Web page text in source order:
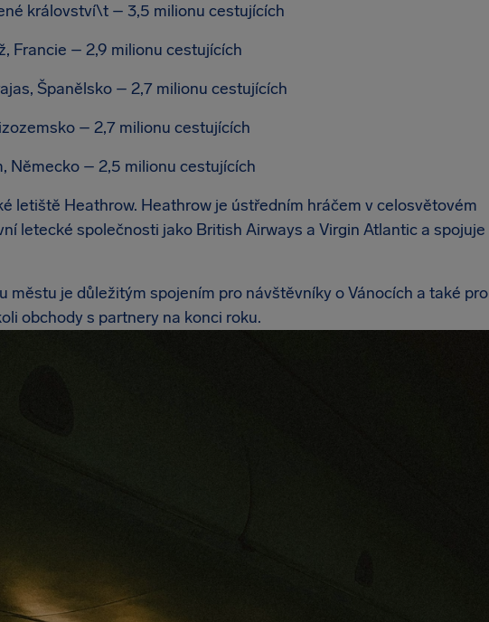
království\t – 3,5 milionu cestujících
Francie – 2,9 milionu cestujících
Španělsko – 2,7 milionu cestujících
– 2,7 milionu cestujících
Německo – 2,5 milionu cestujících
letiště Heathrow. Heathrow je ústředním hráčem v celosvětovém
letecké společnosti jako British Airways a Virgin Atlantic a spojuje
městu je důležitým spojením pro návštěvníky o Vánocích a také pro
obchody s partnery na konci roku.